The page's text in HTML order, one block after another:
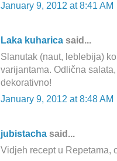
January 9, 2012 at 8:41 AM
Laka kuharica said...
Slanutak (naut, leblebija)
varijantama. Odlična
dekorativno!
January 9, 2012 at 8:48 AM
jubistacha said...
Vidjeh recept u Repetama,